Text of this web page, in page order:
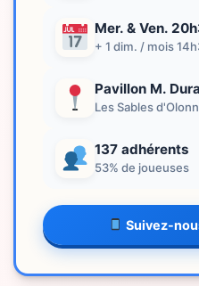
Mer. & Ven.
+ 1 dim. / mois
Pavillon M.
Les Sables
137 adhérents
53% de joueuses
Suivez-